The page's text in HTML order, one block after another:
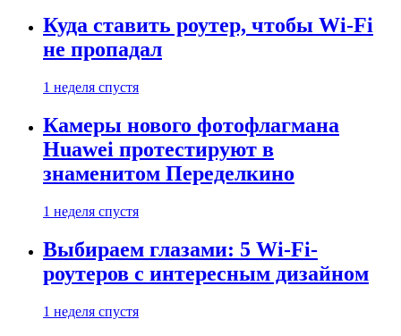
Куда ставить роутер, чтобы Wi-Fi
не пропадал
1 неделя спустя
Камеры нового фотофлагмана
Huawei протестируют в
знаменитом Переделкино
1 неделя спустя
Выбираем глазами: 5 Wi-Fi-
роутеров с интересным дизайном
1 неделя спустя